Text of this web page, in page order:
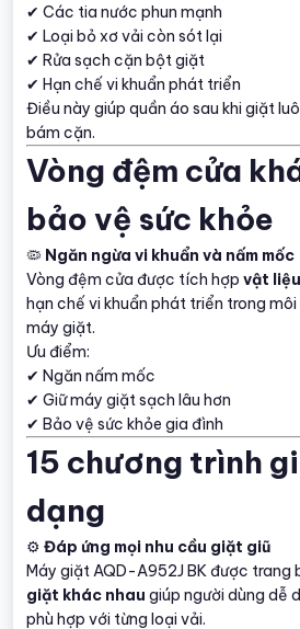
✔ Các tia nước phun mạnh
✔ Loại bỏ xơ vải còn sót lại
✔ Rửa sạch cặn bột giặt
✔ Hạn chế vi khuẩn phát triển
Điều này giúp quần áo sau khi giặt
bám cặn.
Vòng đệm cửa
bảo vệ sức khỏe
🦠 Ngăn ngừa vi khuẩn và nấm mốc
Vòng đệm cửa được tích hợp vật
hạn chế vi khuẩn phát triển trong
máy giặt.
Ưu điểm:
✔ Ngăn nấm mốc
✔ Giữ máy giặt sạch lâu hơn
✔ Bảo vệ sức khỏe gia đình
15 chương trình
dạng
⚙️ Đáp ứng mọi nhu cầu giặt giũ
Máy giặt AQD-A952J BK được trang
giặt khác nhau giúp người dùng dễ
phù hợp với từng loại vải.